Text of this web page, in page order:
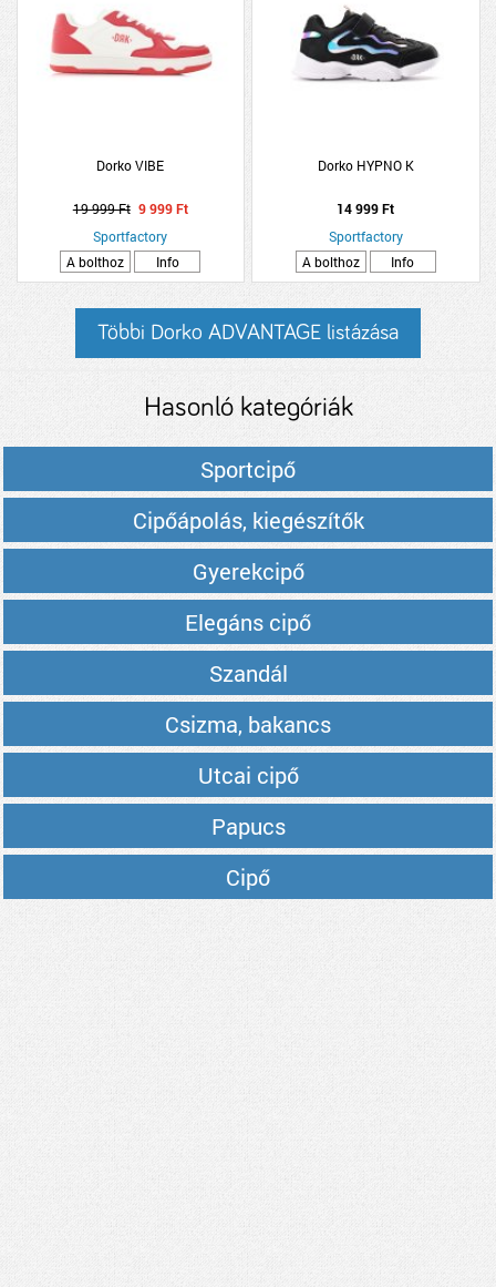
Dorko VIBE
19 999 Ft 9 999 Ft
Sportfactory
A bolthoz
Info
Dorko HYPNO K
14 999 Ft
Sportfactory
A bolthoz
Info
Többi Dorko ADVANTAGE listázása
Hasonló kategóriák
Sportcipő
Cipőápolás, kiegészítők
Gyerekcipő
Elegáns cipő
Szandál
Csizma, bakancs
Utcai cipő
Papucs
Cipő